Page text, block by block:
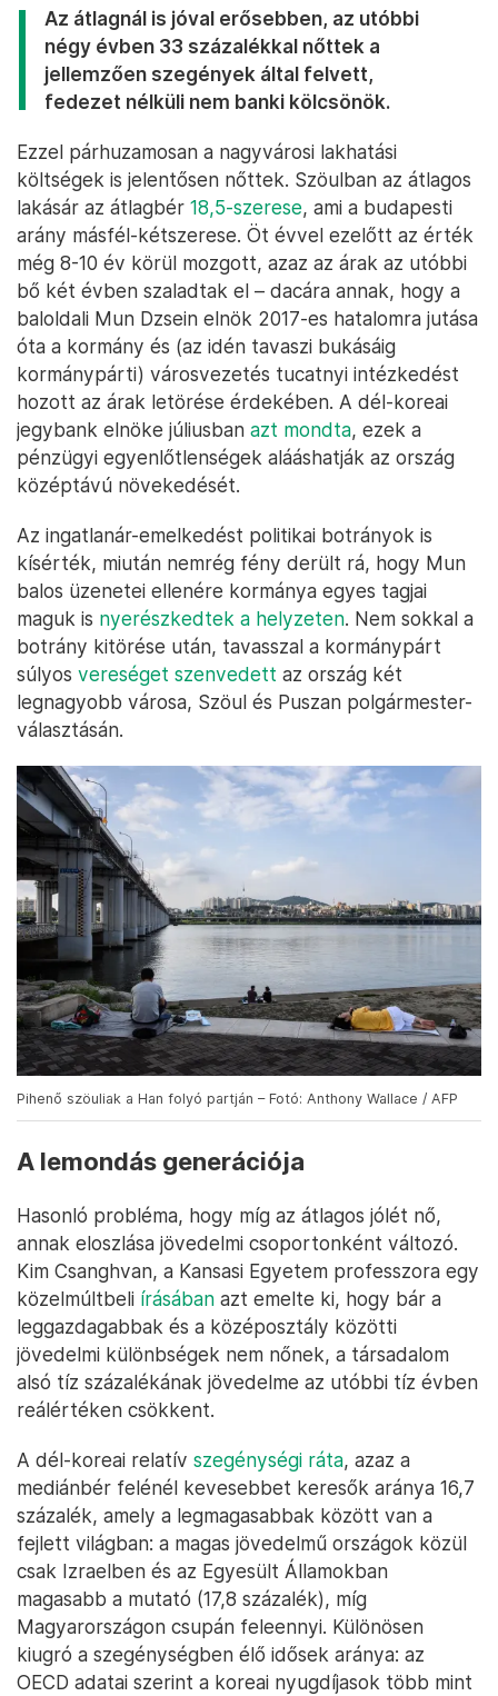
Az átlagnál is jóval erősebben, az utóbbi
négy évben 33 százalékkal nőttek a
jellemzően szegények által felvett,
fedezet nélküli nem banki kölcsönök.
Ezzel párhuzamosan a nagyvárosi lakhatási
költségek is jelentősen nőttek. Szöulban az átlagos
lakásár az átlagbér 18,5-szerese, ami a budapesti
arány másfél-kétszerese. Öt évvel ezelőtt az érték
még 8-10 év körül mozgott, azaz az árak az utóbbi
bő két évben szaladtak el – dacára annak, hogy a
baloldali Mun Dzsein elnök 2017-es hatalomra jutása
óta a kormány és (az idén tavaszi bukásáig
kormánypárti) városvezetés tucatnyi intézkedést
hozott az árak letörése érdekében. A dél-koreai
jegybank elnöke júliusban azt mondta, ezek a
pénzügyi egyenlőtlenségek alááshatják az ország
középtávú növekedését.
Az ingatlanár-emelkedést politikai botrányok is
kísérték, miután nemrég fény derült rá, hogy Mun
balos üzenetei ellenére kormánya egyes tagjai
maguk is nyerészkedtek a helyzeten. Nem sokkal a
botrány kitörése után, tavasszal a kormánypárt
súlyos vereséget szenvedett az ország két
legnagyobb városa, Szöul és Puszan polgármester-
választásán.
Pihenő szöuliak a Han folyó partján – Fotó: Anthony Wallace / AFP
A lemondás generációja
Hasonló probléma, hogy míg az átlagos jólét nő,
annak eloszlása jövedelmi csoportonként változó.
Kim Csanghvan, a Kansasi Egyetem professzora egy
közelmúltbeli írásában azt emelte ki, hogy bár a
leggazdagabbak és a középosztály közötti
jövedelmi különbségek nem nőnek, a társadalom
alsó tíz százalékának jövedelme az utóbbi tíz évben
reálértéken csökkent.
A dél-koreai relatív szegénységi ráta, azaz a
mediánbér felénél kevesebbet keresők aránya 16,7
százalék, amely a legmagasabbak között van a
fejlett világban: a magas jövedelmű országok közül
csak Izraelben és az Egyesült Államokban
magasabb a mutató (17,8 százalék), míg
Magyarországon csupán feleennyi. Különösen
kiugró a szegénységben élő idősek aránya: az
OECD adatai szerint a koreai nyugdíjasok több mint